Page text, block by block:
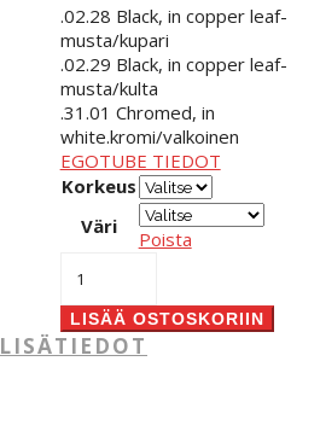
.02.28 Black, in copper leaf-
musta/kupari
.02.29 Black, in copper leaf-
musta/kulta
.31.01 Chromed, in
white.kromi/valkoinen
EGOTUBE TIEDOT
Korkeus
Väri
Poista
määrä
LISÄÄ OSTOSKORIIN
LISÄTIEDOT